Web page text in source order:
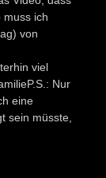
muss ich
von
viel
Nur
eine
sein müsste,